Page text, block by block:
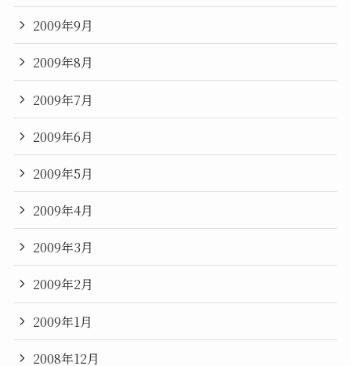
2009年9月
2009年8月
2009年7月
2009年6月
2009年5月
2009年4月
2009年3月
2009年2月
2009年1月
2008年12月